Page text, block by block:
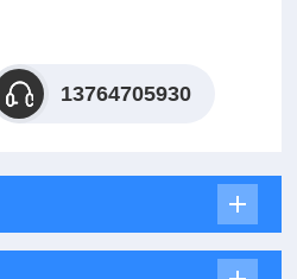
13764705930